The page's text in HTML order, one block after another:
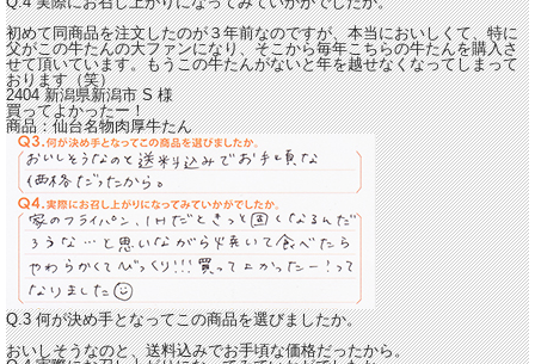
初めて同商品を注文したのが３年前なのですが、本当においしくて、特に
父がこの牛たんの大ファンになり、そこから毎年こちらの牛たんを購入さ
せて頂いています。もうこの牛たんがないと年を越せなくなってしまって
おります（笑）
2404 新潟県新潟市S様
買ってよかったー！
商品：仙台名物肉厚牛たん
Q.3 何が決め手となってこの商品を選びましたか。
おいしそうなのと、送料込みでお手頃な価格だったから。